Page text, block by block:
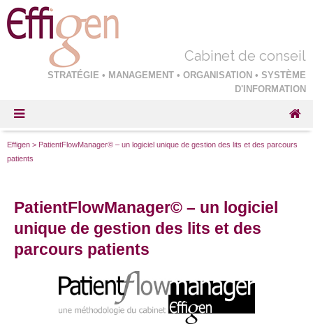
Cabinet de conseil
STRATÉGIE • MANAGEMENT • ORGANISATION • SYSTÈME
D'INFORMATION
Effigen > PatientFlowManager© – un logiciel unique de gestion des lits et des parcours
patients
PatientFlowManager© – un logiciel
unique de gestion des lits et des
parcours patients